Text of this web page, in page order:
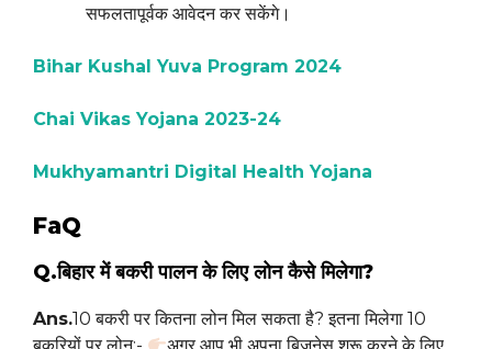
सफलतापूर्वक आवेदन कर सकेंगे।
Bihar Kushal Yuva Program 2024
Chai Vikas Yojana 2023-24
Mukhyamantri Digital Health Yojana
FaQ
Q.बिहार में बकरी पालन के लिए लोन कैसे मिलेगा?
Ans.10 बकरी पर कितना लोन मिल सकता है? इतना मिलेगा 10